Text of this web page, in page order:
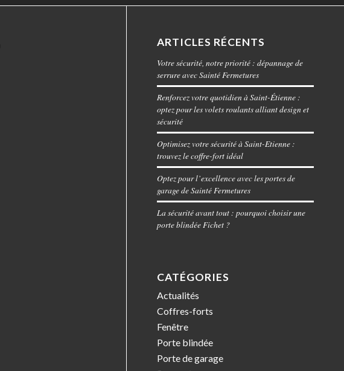
ARTICLES RÉCENTS
Votre sécurité, notre priorité : dépannage de
serrure avec Sainté Fermetures
Renforcez votre quotidien à Saint-Étienne :
optez pour les volets roulants alliant design et
sécurité
Optimisez votre sécurité à Saint-Etienne :
trouvez le coffre-fort idéal
Optez pour l’excellence avec les portes de
garage de Sainté Fermetures
La sécurité avant tout : pourquoi choisir une
porte blindée Fichet ?
CATÉGORIES
Actualités
Coffres-forts
Fenêtre
Porte blindée
Porte de garage